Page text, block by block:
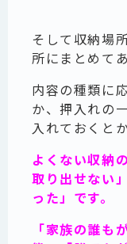
そして収納場
所にまとめて
内容の種類に
か、押入れの
入れておくと
よくない収納
取り出せない
った」です。
「家族の誰も